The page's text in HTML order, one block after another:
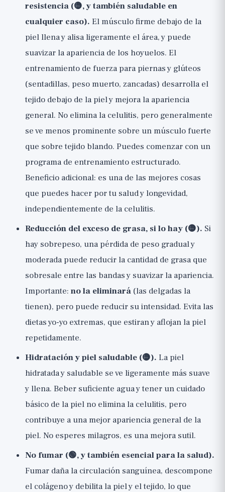
resistencia (🟡, y también saludable en
cualquier caso). El músculo firme debajo de la
piel llena y alisa ligeramente el área, y puede
suavizar la apariencia de los hoyuelos. El
entrenamiento de fuerza para piernas y glúteos
(sentadillas, peso muerto, zancadas) desarrolla el
tejido debajo de la piel y mejora la apariencia
general. No elimina la celulitis, pero generalmente
se ve menos prominente sobre un músculo fuerte
que sobre tejido blando. Puedes comenzar con un
programa de entrenamiento estructurado.
Beneficio adicional: es una de las mejores cosas
que puedes hacer por tu salud y longevidad,
independientemente de la celulitis.
Reducción del exceso de grasa, si lo hay (🟡). Si
hay sobrepeso, una pérdida de peso gradual y
moderada puede reducir la cantidad de grasa que
sobresale entre las bandas y suavizar la apariencia.
Importante: no la eliminará (las delgadas la
tienen), pero puede reducir su intensidad. Evita las
dietas yo-yo extremas, que estiran y aflojan la piel
repetidamente.
Hidratación y piel saludable (🟡). La piel
hidratada y saludable se ve ligeramente más suave
y llena. Beber suficiente agua y tener un cuidado
básico de la piel no elimina la celulitis, pero
contribuye a una mejor apariencia general de la
piel. No esperes milagros, es una mejora sutil.
No fumar (🟢, y también esencial para la salud).
Fumar daña la circulación sanguínea, descompone
el colágeno y debilita la piel y el tejido, lo que